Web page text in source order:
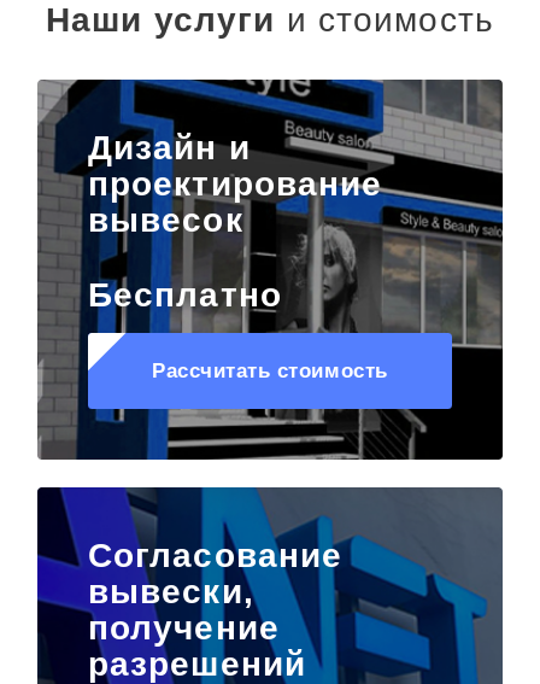
Наши услуги и стоимость
Дизайн и
проектирование
вывесок
Бесплатно
Рассчитать стоимость
Согласование
вывески,
получение
разрешений